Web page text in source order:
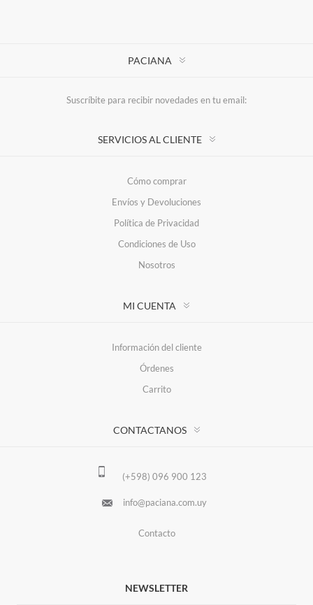
PACIANA
Suscríbite para recibir novedades en tu email:
SERVICIOS AL CLIENTE
Cómo comprar
Envíos y Devoluciones
Política de Privacidad
Condiciones de Uso
Nosotros
MI CUENTA
Información del cliente
Órdenes
Carrito
CONTACTANOS
(+598) 096 900 123
info@paciana.com.uy
Contacto
NEWSLETTER